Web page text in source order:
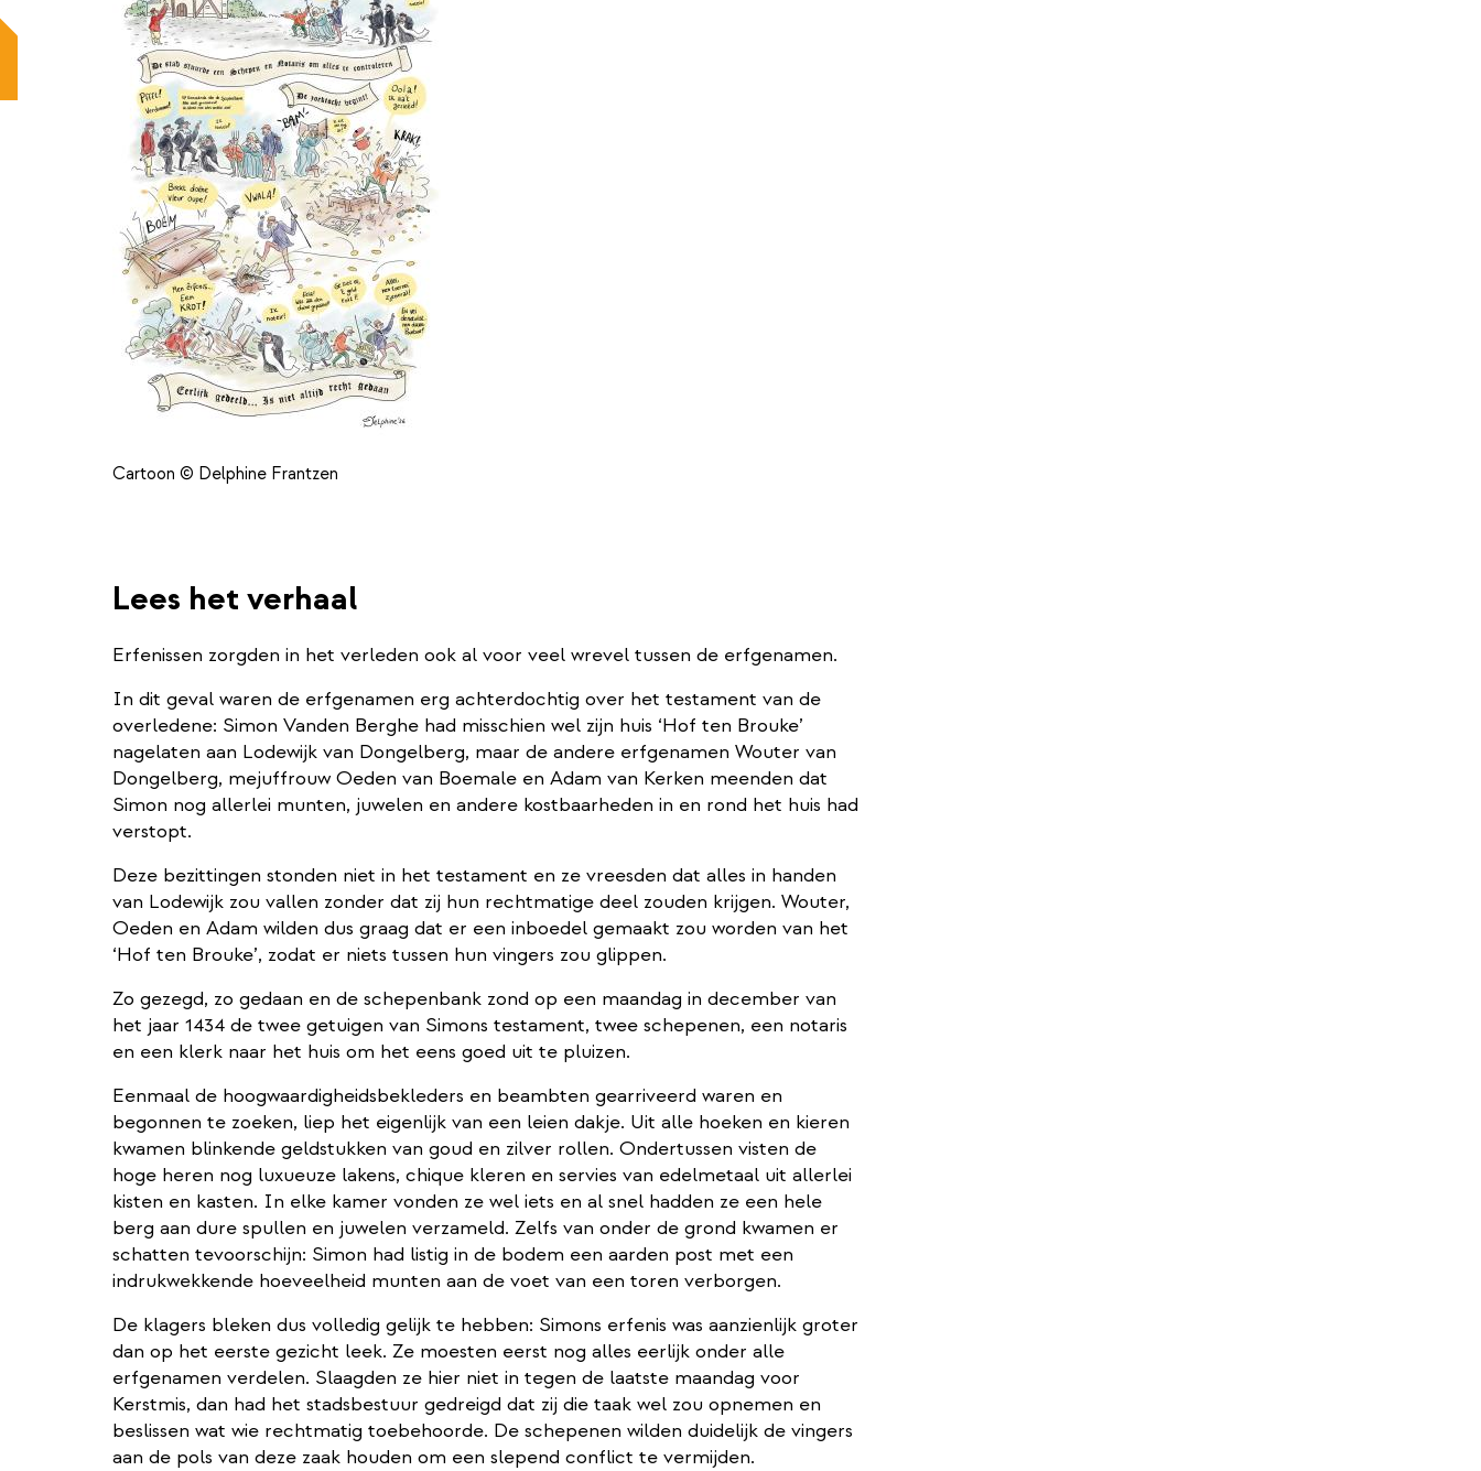
Cartoon © Delphine Frantzen
Lees het verhaal
Erfenissen zorgden in het verleden ook al voor veel wrevel tussen de erfgenamen.
In dit geval waren de erfgenamen erg achterdochtig over het testament van de
overledene: Simon Vanden Berghe had misschien wel zijn huis ‘Hof ten Brouke’
nagelaten aan Lodewijk van Dongelberg, maar de andere erfgenamen Wouter van
Dongelberg, mejuffrouw Oeden van Boemale en Adam van Kerken meenden dat
Simon nog allerlei munten, juwelen en andere kostbaarheden in en rond het huis had
verstopt.
Deze bezittingen stonden niet in het testament en ze vreesden dat alles in handen
van Lodewijk zou vallen zonder dat zij hun rechtmatige deel zouden krijgen. Wouter,
Oeden en Adam wilden dus graag dat er een inboedel gemaakt zou worden van het
‘Hof ten Brouke’, zodat er niets tussen hun vingers zou glippen.
Zo gezegd, zo gedaan en de schepenbank zond op een maandag in december van
het jaar 1434 de twee getuigen van Simons testament, twee schepenen, een notaris
en een klerk naar het huis om het eens goed uit te pluizen.
Eenmaal de hoogwaardigheidsbekleders en beambten gearriveerd waren en
begonnen te zoeken, liep het eigenlijk van een leien dakje. Uit alle hoeken en kieren
kwamen blinkende geldstukken van goud en zilver rollen. Ondertussen visten de
hoge heren nog luxueuze lakens, chique kleren en servies van edelmetaal uit allerlei
kisten en kasten. In elke kamer vonden ze wel iets en al snel hadden ze een hele
berg aan dure spullen en juwelen verzameld. Zelfs van onder de grond kwamen er
schatten tevoorschijn: Simon had listig in de bodem een aarden post met een
indrukwekkende hoeveelheid munten aan de voet van een toren verborgen.
De klagers bleken dus volledig gelijk te hebben: Simons erfenis was aanzienlijk groter
dan op het eerste gezicht leek. Ze moesten eerst nog alles eerlijk onder alle
erfgenamen verdelen. Slaagden ze hier niet in tegen de laatste maandag voor
Kerstmis, dan had het stadsbestuur gedreigd dat zij die taak wel zou opnemen en
beslissen wat wie rechtmatig toebehoorde. De schepenen wilden duidelijk de vingers
aan de pols van deze zaak houden om een slepend conflict te vermijden.